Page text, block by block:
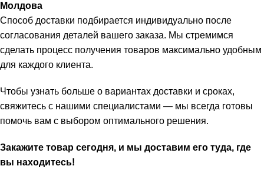
Молдова
Способ доставки подбирается индивидуально после
согласования деталей вашего заказа. Мы стремимся
сделать процесс получения товаров максимально удобным
для каждого клиента.
Чтобы узнать больше о вариантах доставки и сроках,
свяжитесь с нашими специалистами — мы всегда готовы
помочь вам с выбором оптимального решения.
Закажите товар сегодня, и мы доставим его туда, где
вы находитесь!